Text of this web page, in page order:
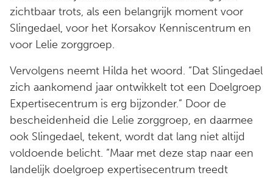
zichtbaar trots, als een belangrijk moment voor
Slingedael, voor het Korsakov Kenniscentrum en
voor Lelie zorggroep.
Vervolgens neemt Hilda het woord. “Dat Slingedael
zich aankomend jaar ontwikkelt tot een Doelgroep
Expertisecentrum is erg bijzonder.” Door de
bescheidenheid die Lelie zorggroep, en daarmee
ook Slingedael, tekent, wordt dat lang niet altijd
voldoende belicht. “Maar met deze stap naar een
landelijk doelgroep expertisecentrum treedt